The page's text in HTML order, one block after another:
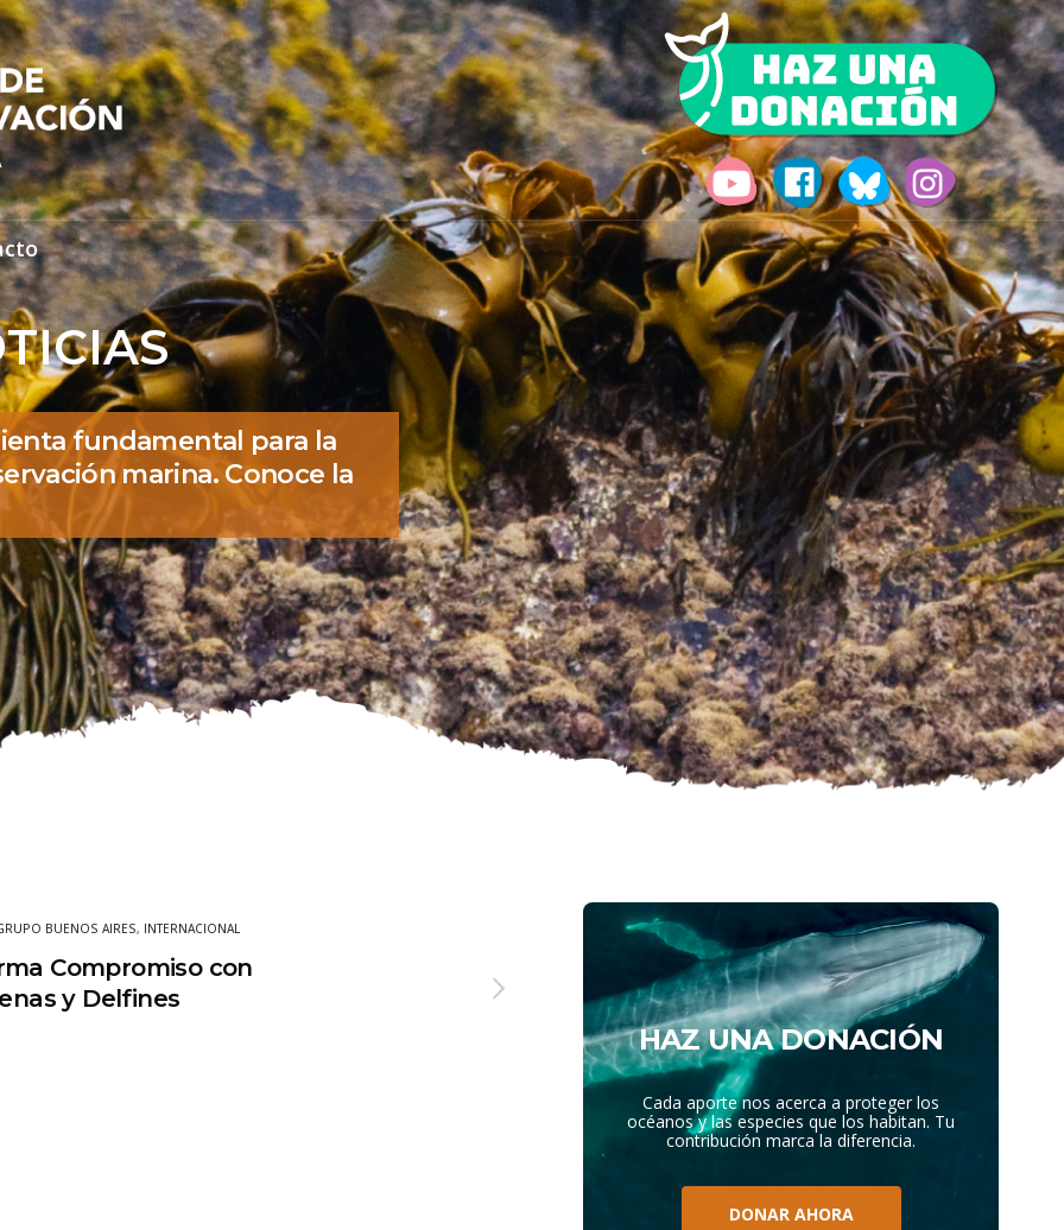
fundamental para la
marina. Conoce la
BUENOS AIRES, INTERNACIONAL
Compromiso con
y Delfines
HAZ UNA DONACIÓN
Cada aporte nos acerca a proteger los
océanos y las especies que los habitan. Tu
contribución marca la diferencia.
DONAR AHORA